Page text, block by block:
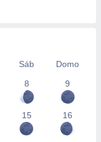
Sáb
Domo
8 9
15 16